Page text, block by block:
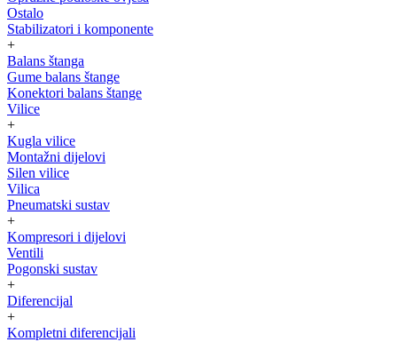
Ostalo
Stabilizatori i komponente
+
Balans štanga
Gume balans štange
Konektori balans štange
Vilice
+
Kugla vilice
Montažni dijelovi
Silen vilice
Vilica
Pneumatski sustav
+
Kompresori i dijelovi
Ventili
Pogonski sustav
+
Diferencijal
+
Kompletni diferencijali